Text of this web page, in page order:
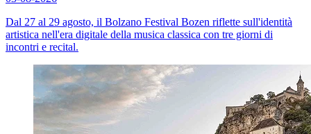
Dal 27 al 29 agosto, il Bolzano Festival Bozen riflette sull'identità
artistica nell'era digitale della musica classica con tre giorni di
incontri e recital.